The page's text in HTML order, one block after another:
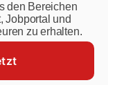
den Bereichen
Jobportal und
zu erhalten.